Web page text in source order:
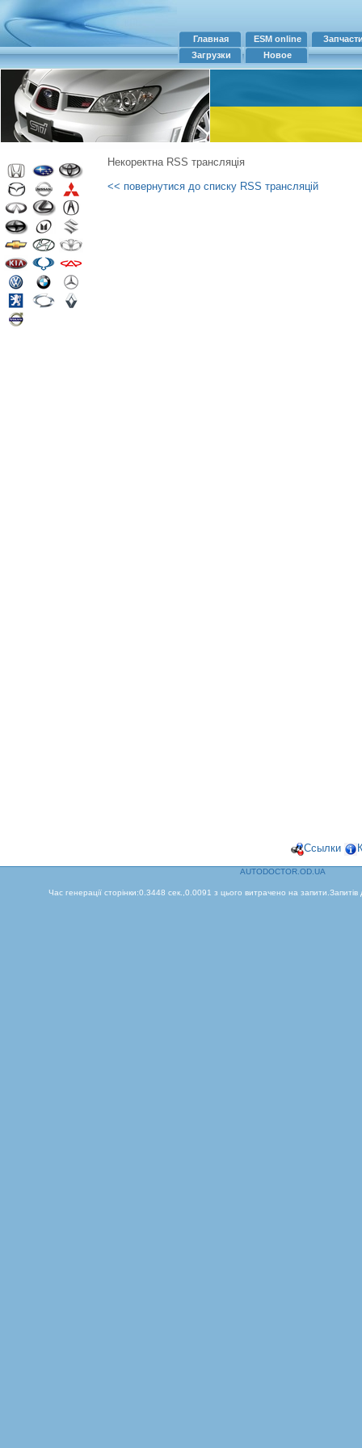
Главная ESM online
Загрузки
Новое
Некоректна RSS трансляція
<< повернутися до списку RSS трансляцій
Ссылки
AUTODOCTOR.OD.UA
Час генерації сторінки:0.3448 сек.,0.0091 з цього витрачено на